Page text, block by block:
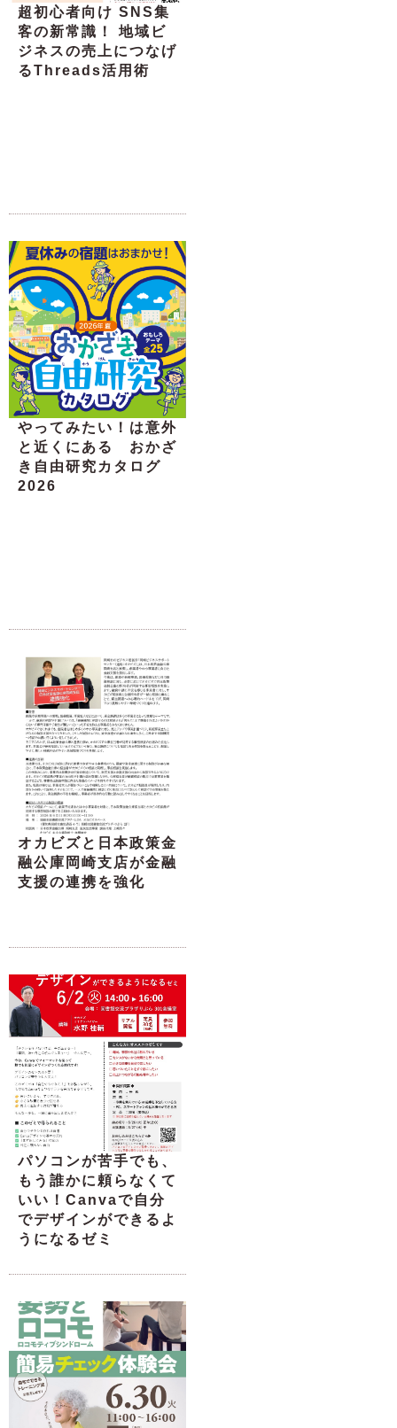
超初心者向け SNS集
客の新常識！ 地域ビ
ジネスの売上につなげ
るThreads活用術
やってみたい！は意外
と近くにある おかざ
き自由研究カタログ
2026
オカビズと日本政策金
融公庫岡崎支店が金融
支援の連携を強化
パソコンが苦手でも、
もう誰かに頼らなくて
いい！Canvaで自分
でデザインができるよ
うになるゼミ